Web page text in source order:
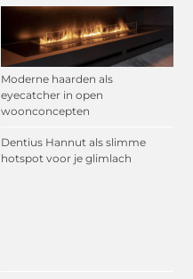
Moderne haarden als
eyecatcher in open
woonconcepten
Dentius Hannut als slimme
hotspot voor je glimlach